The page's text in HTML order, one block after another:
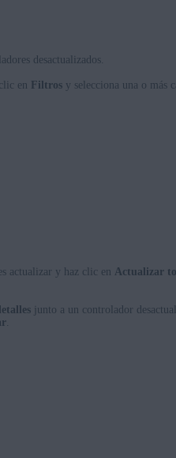
desactualizados.
en Filtros y selecciona una o más
actualizar y haz clic en Actualizar
junto a un controlador
.